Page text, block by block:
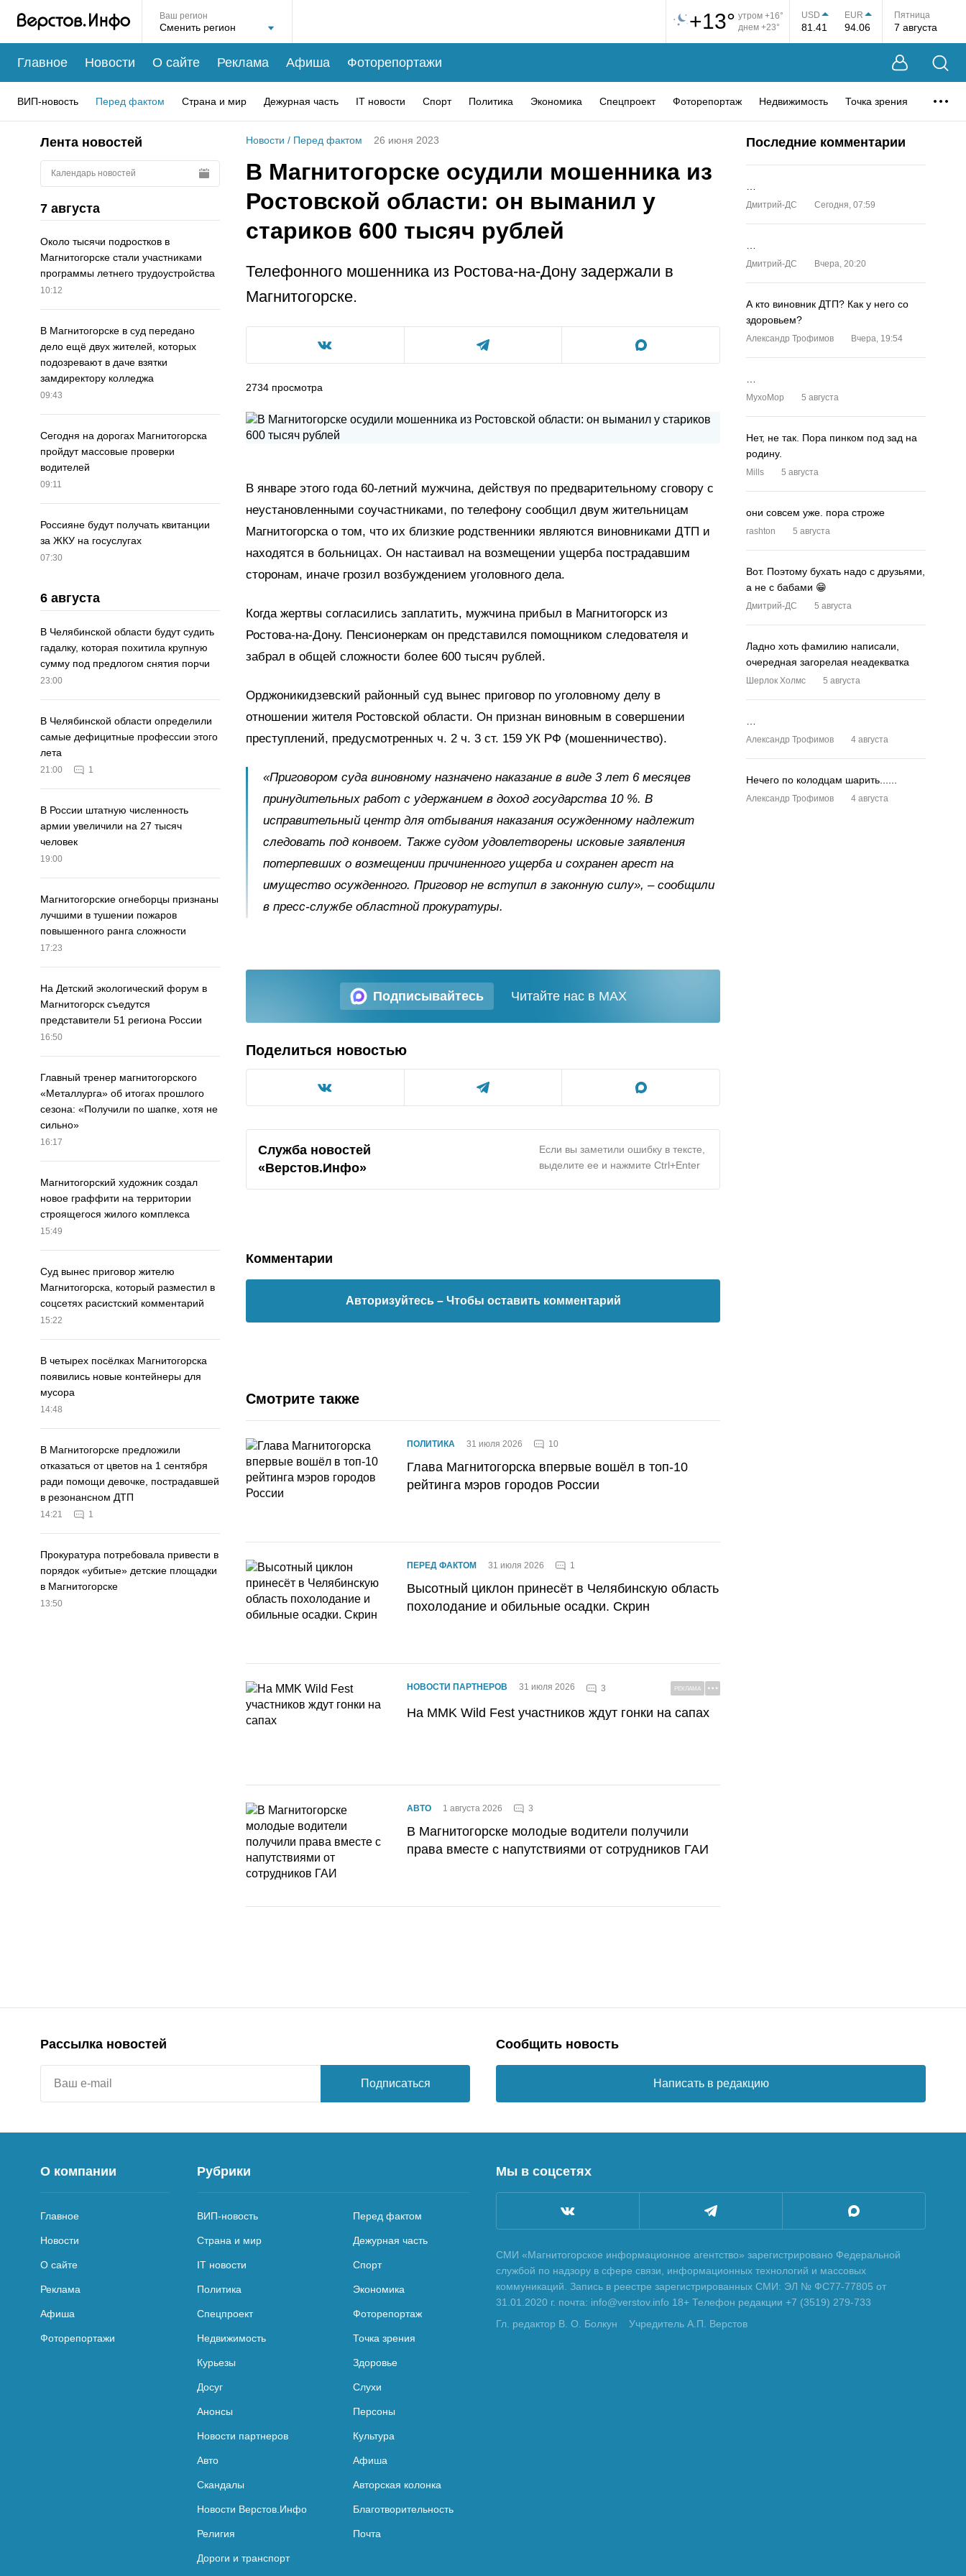
Ваш регион +13° утром +16°
днем +23°
USD
81.41
EUR
94.06
Пятница
7 августа
Главное Новости О сайте Реклама Афиша Фоторепортажи
ВИП-новость Перед фактом Страна и мир Дежурная часть IT новости Спорт Политика Экономика Спецпроект Фоторепортаж Недвижимость Точка зрения
Лента новостей
Календарь новостей
7 августа
Около тысячи подростков в
Магнитогорске стали участниками
программы летнего трудоустройства
10:12
В Магнитогорске в суд передано
дело ещё двух жителей, которых
подозревают в даче взятки
замдиректору колледжа
09:43
Сегодня на дорогах Магнитогорска
пройдут массовые проверки
водителей
09:11
Россияне будут получать квитанции
за ЖКУ на госуслугах
07:30
6 августа
В Челябинской области будут судить
гадалку, которая похитила крупную
сумму под предлогом снятия порчи
23:00
В Челябинской области определили
самые дефицитные профессии этого
лета
21:00 1
В России штатную численность
армии увеличили на 27 тысяч
человек
19:00
Магнитогорские огнеборцы признаны
лучшими в тушении пожаров
повышенного ранга сложности
17:23
На Детский экологический форум в
Магнитогорск съедутся
представители 51 региона России
16:50
Главный тренер магнитогорского
«Металлурга» об итогах прошлого
сезона: «Получили по шапке, хотя не
сильно»
16:17
Магнитогорский художник создал
новое граффити на территории
строящегося жилого комплекса
15:49
Суд вынес приговор жителю
Магнитогорска, который разместил в
соцсетях расистский комментарий
15:22
В четырех посёлках Магнитогорска
появились новые контейнеры для
мусора
14:48
В Магнитогорске предложили
отказаться от цветов на 1 сентября
ради помощи девочке, пострадавшей
в резонансном ДТП
14:21 1
Прокуратура потребовала привести в
порядок «убитые» детские площадки
в Магнитогорске
13:50
Новости / Перед фактом 26 июня 2023
В Магнитогорске осудили мошенника из
Ростовской области: он выманил у
стариков 600 тысяч рублей
Телефонного мошенника из Ростова-на-Дону задержали в
Магнитогорске.
2734 просмотра
В январе этого года 60-летний мужчина, действуя по предварительному сговору с
неустановленными соучастниками, по телефону сообщил двум жительницам
Магнитогорска о том, что их близкие родственники являются виновниками ДТП и
находятся в больницах. Он настаивал на возмещении ущерба пострадавшим
сторонам, иначе грозил возбуждением уголовного дела.
Когда жертвы согласились заплатить, мужчина прибыл в Магнитогорск из
Ростова-на-Дону. Пенсионеркам он представился помощником следователя и
забрал в общей сложности более 600 тысяч рублей.
Орджоникидзевский районный суд вынес приговор по уголовному делу в
отношении жителя Ростовской области. Он признан виновным в совершении
преступлений, предусмотренных ч. 2 ч. 3 ст. 159 УК РФ (мошенничество).
«Приговором суда виновному назначено наказание в виде 3 лет 6 месяцев
принудительных работ с удержанием в доход государства 10 %. В
исправительный центр для отбывания наказания осужденному надлежит
следовать под конвоем. Также судом удовлетворены исковые заявления
потерпевших о возмещении причиненного ущерба и сохранен арест на
имущество осужденного. Приговор не вступил в законную силу», – сообщили
в пресс-службе областной прокуратуры.
Подписывайтесь Читайте нас в MAX
Поделиться новостью
Служба новостей
«Верстов.Инфо»
Если вы заметили ошибку в тексте,
выделите ее и нажмите Ctrl+Enter
Комментарии
Авторизуйтесь – Чтобы оставить комментарий
Смотрите также
ПОЛИТИКА 31 июля 2026 10
Глава Магнитогорска впервые вошёл в топ-10
рейтинга мэров городов России
ПЕРЕД ФАКТОМ 31 июля 2026 1
Высотный циклон принесёт в Челябинскую область
похолодание и обильные осадки. Скрин
НОВОСТИ ПАРТНЕРОВ 31 июля 2026 3 РЕКЛАМА
На MMK Wild Fest участников ждут гонки на сапах
АВТО 1 августа 2026 3
В Магнитогорске молодые водители получили
права вместе с напутствиями от сотрудников ГАИ
Последние комментарии
Дмитрий-ДС Сегодня, 07:59
Дмитрий-ДС Вчера, 20:20
А кто виновник ДТП? Как у него со
здоровьем?
Александр Трофимов Вчера, 19:54
MyxoMop 5 августа
Нет, не так. Пора пинком под зад на
родину.
Mills 5 августа
они совсем уже. пора строже
rashton 5 августа
Вот. Поэтому бухать надо с друзьями,
а не с бабами 😁
Дмитрий-ДС 5 августа
Ладно хоть фамилию написали,
очередная загорелая неадекватка
Шерлок Холмс 5 августа
Александр Трофимов 4 августа
Нечего по колодцам шарить......
Александр Трофимов 4 августа
Рассылка новостей
Подписаться
Сообщить новость
Написать в редакцию
О компании
Главное
Новости
О сайте
Реклама
Афиша
Фоторепортажи
Рубрики
ВИП-новость Перед фактом
Страна и мир Дежурная часть
IT новости Спорт
Политика Экономика
Спецпроект Фоторепортаж
Недвижимость Точка зрения
Курьезы Здоровье
Досуг Слухи
Анонсы Персоны
Новости партнеров Культура
Авто Афиша
Скандалы Авторская колонка
Новости Верстов.Инфо Благотворительность
Религия Почта
Дороги и транспорт
Мы в соцсетях
СМИ «Магнитогорское информационное агентство» зарегистрировано Федеральной
службой по надзору в сфере связи, информационных технологий и массовых
коммуникаций. Запись в реестре зарегистрированных СМИ: ЭЛ № ФС77-77805 от
31.01.2020 г. почта: info@verstov.info 18+ Телефон редакции +7 (3519) 279-733
Гл. редактор В. О. Болкун
Учредитель А.П. Верстов